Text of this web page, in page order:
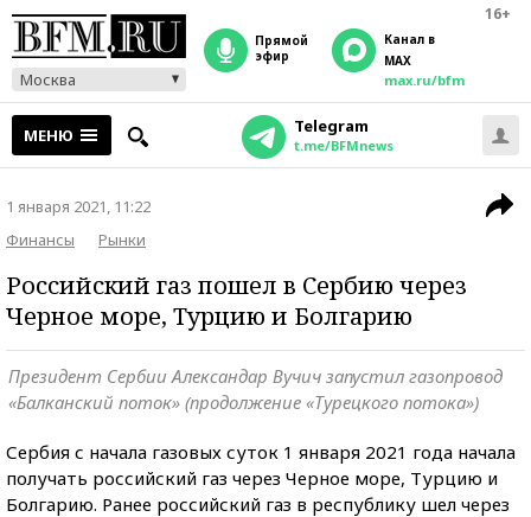
16+
Москва
прямой
эфир
Канал в
MAX
max.ru/bfm
МЕНЮ Telegram
t.me/BFMnews
1 января 2021, 11:22
Финансы
Рынки
Российский газ пошел в Сербию через
Черное море, Турцию и Болгарию
Президент Сербии Александар Вучич запустил газопровод
«Балканский поток» (продолжение «Турецкого потока»)
Сербия с начала газовых суток 1 января 2021 года начала
получать российский газ через Черное море, Турцию и
Болгарию. Ранее российский газ в республику шел через